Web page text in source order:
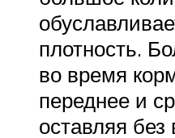
плотность.
во время
переднее и
оставляя